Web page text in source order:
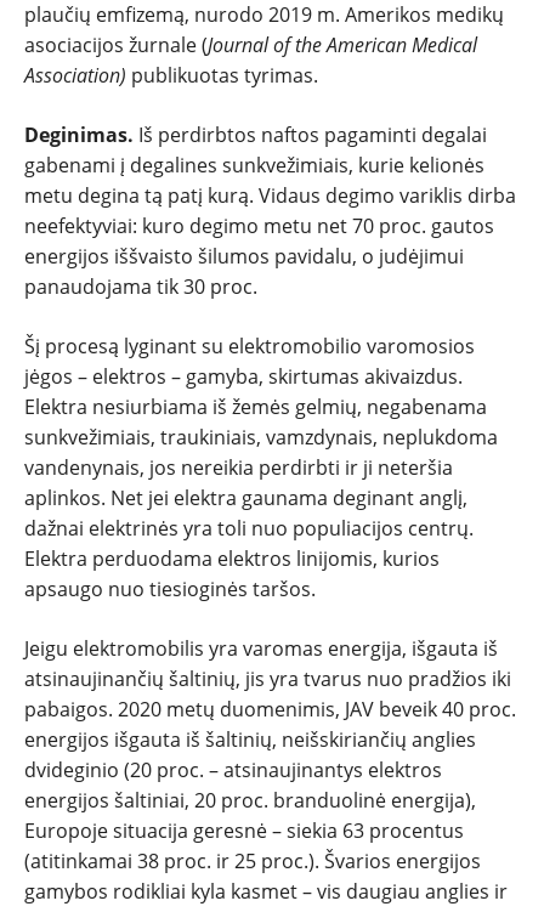
plaučių emfizemą, nurodo 2019 m. Amerikos medikų
asociacijos žurnale (Journal of the American Medical
Association) publikuotas tyrimas.
Deginimas. Iš perdirbtos naftos pagaminti degalai
gabenami į degalines sunkvežimiais, kurie kelionės
metu degina tą patį kurą. Vidaus degimo variklis dirba
neefektyviai: kuro degimo metu net 70 proc. gautos
energijos iššvaisto šilumos pavidalu, o judėjimui
panaudojama tik 30 proc.
Šį procesą lyginant su elektromobilio varomosios
jėgos – elektros – gamyba, skirtumas akivaizdus.
Elektra nesiurbiama iš žemės gelmių, negabenama
sunkvežimiais, traukiniais, vamzdynais, neplukdoma
vandenynais, jos nereikia perdirbti ir ji neteršia
aplinkos. Net jei elektra gaunama deginant anglį,
dažnai elektrinės yra toli nuo populiacijos centrų.
Elektra perduodama elektros linijomis, kurios
apsaugo nuo tiesioginės taršos.
Jeigu elektromobilis yra varomas energija, išgauta iš
atsinaujinančių šaltinių, jis yra tvarus nuo pradžios iki
pabaigos. 2020 metų duomenimis, JAV beveik 40 proc.
energijos išgauta iš šaltinių, neišskiriančių anglies
dvideginio (20 proc. – atsinaujinantys elektros
energijos šaltiniai, 20 proc. branduolinė energija),
Europoje situacija geresnė – siekia 63 procentus
(atitinkamai 38 proc. ir 25 proc.). Švarios energijos
gamybos rodikliai kyla kasmet – vis daugiau anglies ir